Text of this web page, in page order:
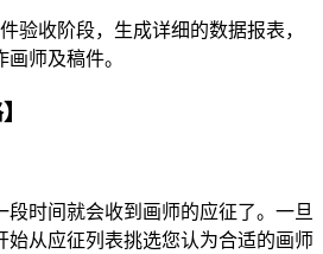
收阶段，生成详细的数据报表，
师及稿件。
时间就会收到画师的应征了。一旦
始从应征列表挑选您认为合适的画师